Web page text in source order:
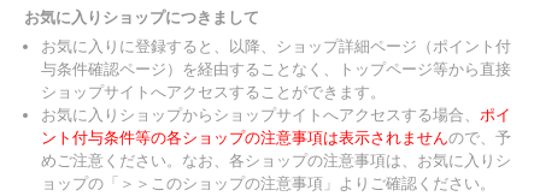
お気に入りショップにつきまして
お気に入りに登録すると、以降、ショップ詳細ページ（ポイント付
与条件確認ページ）を経由することなく、トップページ等から直接
ショップサイトへアクセスすることができます。
お気に入りショップからショップサイトへアクセスする場合、 ポイ
ント付与条件等の各ショップの注意事項は表示されませんので、予
めご注意ください。なお、各ショップの注意事項は、お気に入りシ
ョップの「＞＞このショップの注意事項」よりご確認ください。